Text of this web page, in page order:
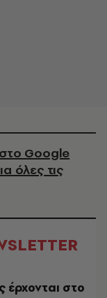
Google
όλες τις
στο